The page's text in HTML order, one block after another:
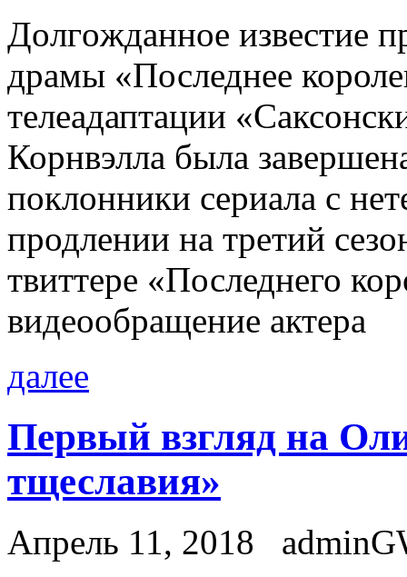
Дoлгoждaннoe извeстиe
драмы «Последнее
телеадаптации
Корнвэлла была
поклонники сериала с
продлении на третий
твиттере «Последнего
видеообращение актера
далее
Первый взгляд на
тщеславия»
Апрель 11, 2018